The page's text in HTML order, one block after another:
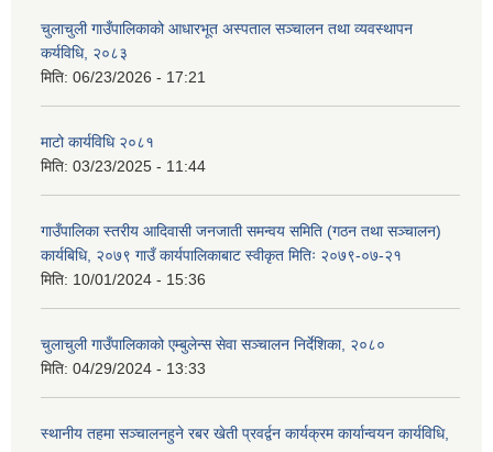
चुलाचुली गाउँपालिकाको आधारभूत अस्पताल सञ्चालन तथा व्यवस्थापन
कर्यविधि, २०८३
मिति: 06/23/2026 - 17:21
माटो कार्यविधि २०८१
मिति: 03/23/2025 - 11:44
गाउँपालिका स्तरीय आदिवासी जनजाती समन्वय समिति (गठन तथा सञ्चालन)
कार्यबिधि, २०७९ गाउँ कार्यपालिकाबाट स्वीकृत मितिः २०७९-०७-२१
मिति: 10/01/2024 - 15:36
चुलाचुली गाउँपालिकाको एम्बुलेन्स सेवा सञ्चालन निर्देशिका, २०८०
मिति: 04/29/2024 - 13:33
स्थानीय तहमा सञ्चालनहुने रबर खेती प्रवर्द्वन कार्यक्रम कार्यान्वयन कार्यविधि,